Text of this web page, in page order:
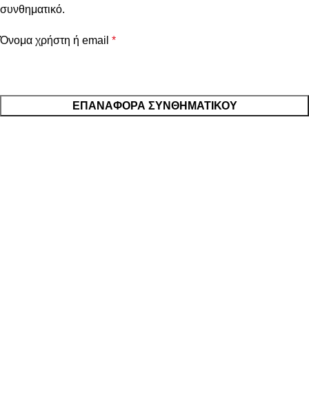
συνθηματικό.
Όνομα χρήστη ή email *
ΕΠΑΝΑΦΟΡΆ ΣΥΝΘΗΜΑΤΙΚΟΎ